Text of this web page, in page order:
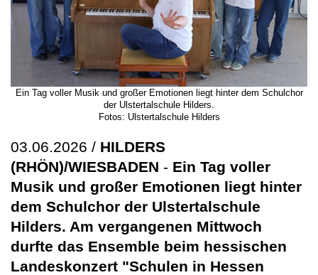
Ein Tag voller Musik und großer Emotionen liegt hinter dem Schulchor
der Ulstertalschule Hilders.
Fotos: Ulstertalschule Hilders
03.06.2026 / HILDERS
(RHÖN)/WIESBADEN - Ein Tag voller
Musik und großer Emotionen liegt hinter
dem Schulchor der Ulstertalschule
Hilders. Am vergangenen Mittwoch
durfte das Ensemble beim hessischen
Landeskonzert "Schulen in Hessen